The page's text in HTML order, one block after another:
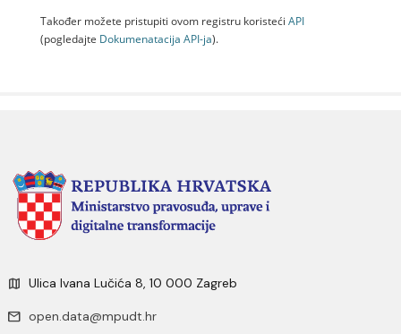
Također možete pristupiti ovom registru koristeći API
(pogledajte Dokumenаtаcijа API-jа).